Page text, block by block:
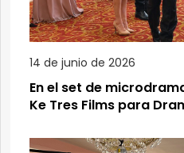
14 de junio de 2026
En el set de
Ke Tres Films para